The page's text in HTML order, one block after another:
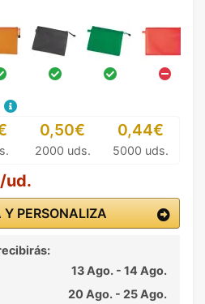
0,50€
2000 uds.
0,44€
5000 uds.
ud.
PERSONALIZA
13 Ago. - 14 Ago.
20 Ago. - 25 Ago.